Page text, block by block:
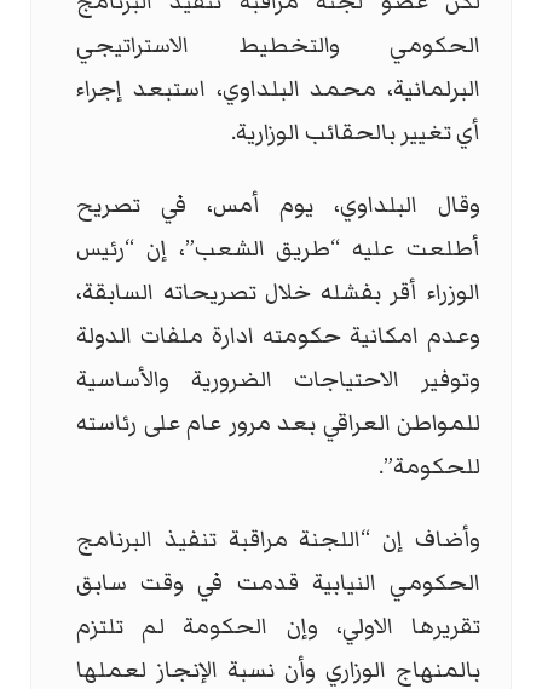
الحكومي والتخطيط الاستراتيجي
البرلمانية، محمد البلداوي، استبعد إجراء
أي تغيير بالحقائب الوزارية.
وقال البلداوي، يوم أمس، في تصريح
أطلعت عليه “طريق الشعب”، إن “رئيس
الوزراء أقر بفشله خلال تصريحاته السابقة،
وعدم امكانية حكومته ادارة ملفات الدولة
وتوفير الاحتياجات الضرورية والأساسية
للمواطن العراقي بعد مرور عام على رئاسته
للحكومة”.
وأضاف إن “اللجنة مراقبة تنفيذ البرنامج
الحكومي النيابية قدمت في وقت سابق
تقريرها الاولي، وإن الحكومة لم تلتزم
بالمنهاج الوزاري وأن نسبة الإنجاز لعملها